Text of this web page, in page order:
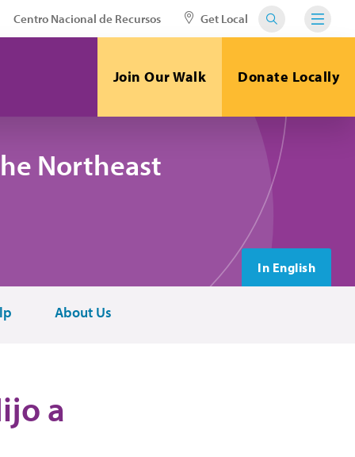
Centro Nacional de Recursos Get Local
Join Our Walk Donate Locally
Northeast
In English
About Us
a